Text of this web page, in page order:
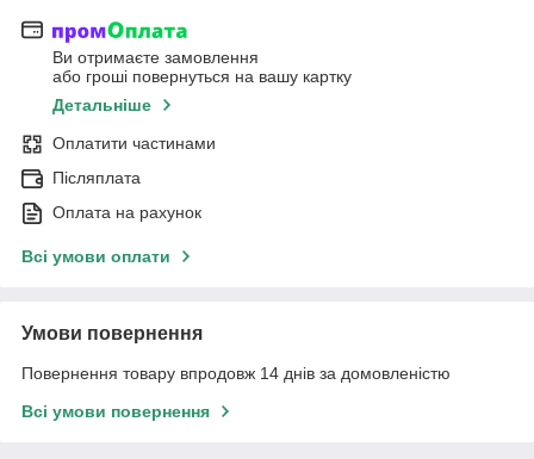
Ви отримаєте замовлення
або гроші повернуться на вашу картку
Детальніше
Оплатити частинами
Післяплата
Оплата на рахунок
Всі умови оплати
Умови повернення
Повернення товару впродовж 14 днів за домовленістю
Всі умови повернення